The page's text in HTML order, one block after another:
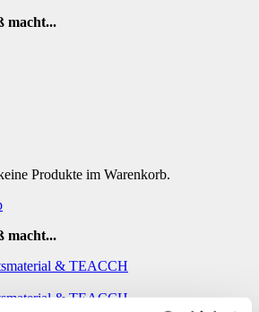
macht...
Produkte im Warenkorb.
macht...